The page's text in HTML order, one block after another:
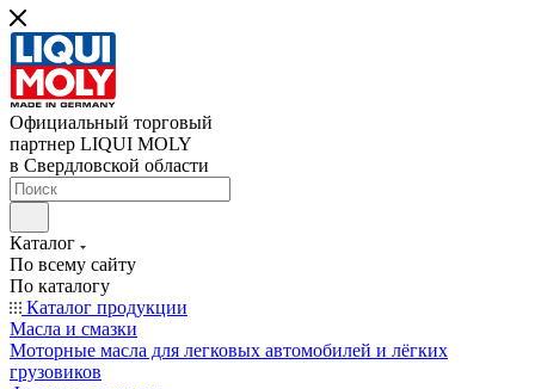
Официальный торговый
партнер LIQUI MOLY
в Свердловской области
Каталог
По всему сайту
По каталогу
Каталог продукции
Масла и смазки
Моторные масла для легковых автомобилей и лёгких
грузовиков